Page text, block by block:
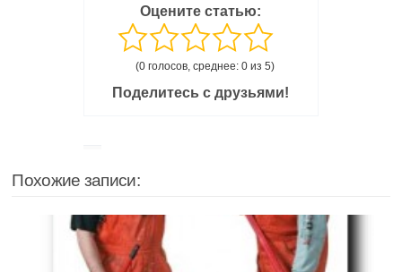
Оцените статью:
(0 голосов, среднее: 0 из 5)
Поделитесь с друзьями!
Похожие записи: